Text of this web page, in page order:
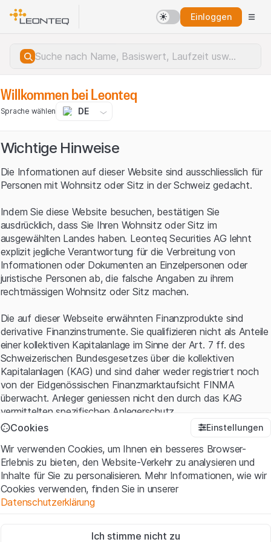
Einloggen
Serverfehler.
Willkommen bei Leonteq
Sprache wählen DE
Wichtige Hinweise
Die Informationen auf dieser Website sind ausschliesslich für
Personen mit Wohnsitz oder Sitz in der Schweiz gedacht.
Indem Sie diese Website besuchen, bestätigen Sie
ausdrücklich, dass Sie Ihren Wohnsitz oder Sitz im
ausgewählten Landes haben. Leonteq Securities AG lehnt
explizit jegliche Verantwortung für die Verbreitung von
Informationen oder Dokumenten an Einzelpersonen oder
juristische Personen ab, die falsche Angaben zu ihrem
rechtmässigen Wohnsitz oder Sitz machen.
Die auf dieser Webseite erwähnten Finanzprodukte sind
derivative Finanzinstrumente. Sie qualifizieren nicht als Anteile
einer kollektiven Kapitalanlage im Sinne der Art. 7 ff. des
Schweizerischen Bundesgesetzes über die kollektiven
Kapitalanlagen (KAG) und sind daher weder registriert noch
von der Eidgenössischen Finanzmarktaufsicht FINMA
überwacht. Anleger geniessen nicht den durch das KAG
vermittelten spezifischen Anlegerschutz.
Mit dem Zugriff auf diese Website der Leonteq Securities AG
(die "Website") erklären Sie, dass Sie die rechtlichen
Informationen und die wichtigen Hinweise und
Nutzungsbedingungenverstanden haben und akzeptieren.
Wenn Sie mit den Nutzungsbedingungen nicht einverstanden
Cookies Einstellungen
Wir verwenden Cookies, um Ihnen ein besseres Browser-
Erlebnis zu bieten, den Website-Verkehr zu analysieren und
Inhalte für Sie zu personalisieren. Mehr Informationen, wie wir
Cookies verwenden, finden Sie in unserer
Datenschutzerklärung
Diese Cookies sind für die Website erforderlich und können nicht
Ich stimme nicht zu